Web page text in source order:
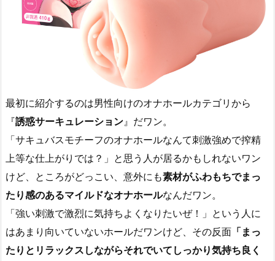
最初に紹介するのは男性向けのオナホールカテゴリから
『誘惑サーキュレーション 』だワン。
「サキュバスモチーフのオナホールなんて刺激強めで搾精
上等な仕上がりでは？」と思う人が居るかもしれないワン
けど、ところがどっこい、意外にも素材がふわもちでまっ
たり感のあるマイルドなオナホールなんだワン。
「強い刺激で激烈に気持ちよくなりたいぜ！」という人に
はあまり向いていないホールだワンけど、その反面 「まっ
たりとリラックスしながらそれでいてしっかり気持ち良く